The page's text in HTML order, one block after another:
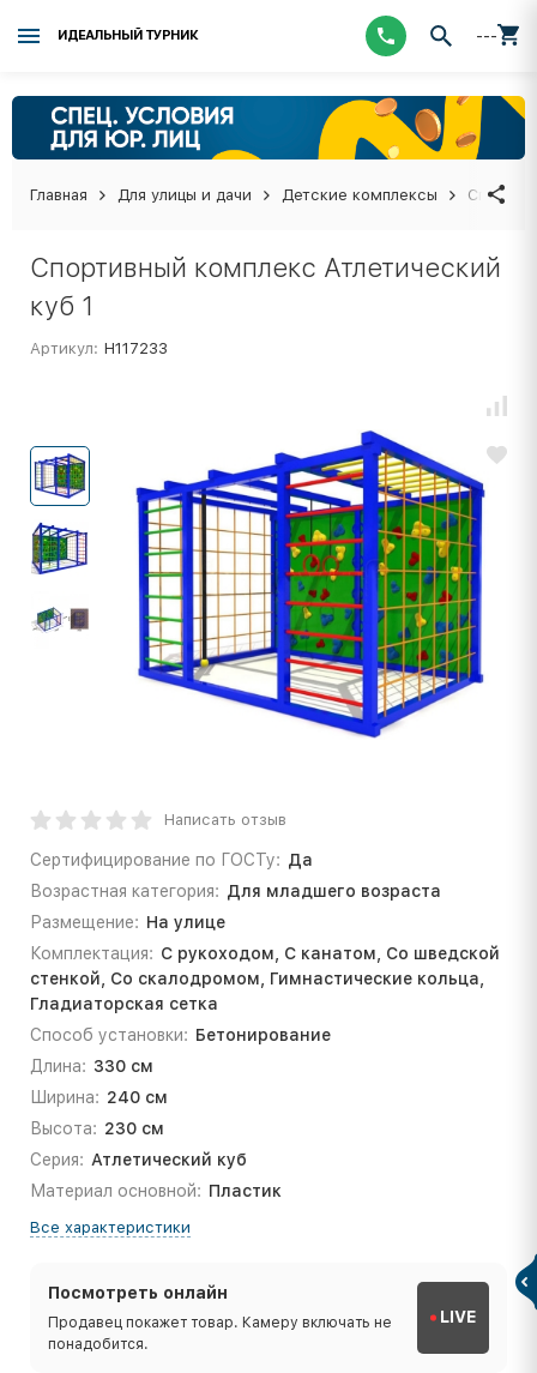
ИДЕАЛЬНЫЙ ТУРНИК ---
Главная Для улицы и дачи Детские комплексы
Спортивный комплекс Атлетический
куб 1
Артикул: Н117233
Написать отзыв
Сертифицирование по ГОСТу: Да
Возрастная категория: Для младшего возраста
Размещение: На улице
Комплектация: С рукоходом, С канатом, Со шведской
стенкой, Со скалодромом, Гимнастические кольца,
Гладиаторская сетка
Способ установки: Бетонирование
Длина: 330 см
Ширина: 240 см
Высота: 230 см
Серия: Атлетический куб
Материал основной: Пластик
Все характеристики
Посмотреть онлайн
Продавец покажет товар. Камеру включать не
понадобится.
LIVE